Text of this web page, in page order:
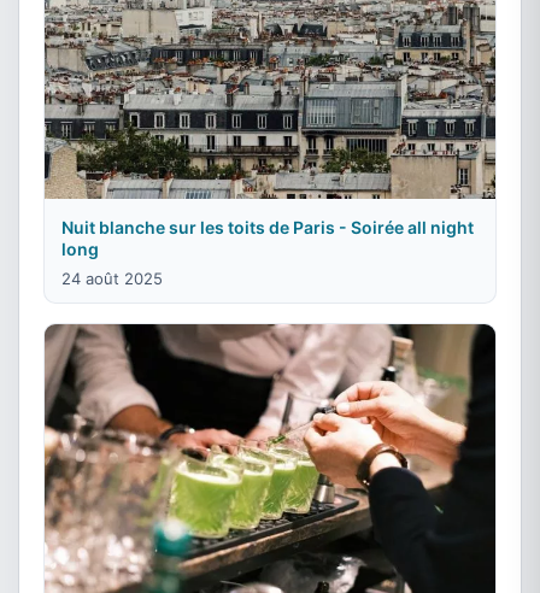
Nuit blanche sur les toits de Paris - Soirée all night
long
24 août 2025